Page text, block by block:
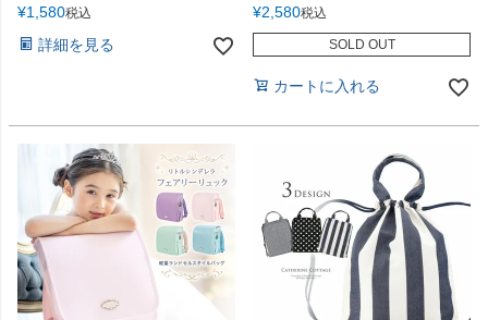
¥1,580税込
詳細を見る
¥2,580税込
SOLD OUT
カートに入れる